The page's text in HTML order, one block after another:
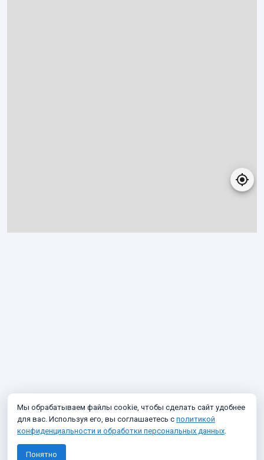
Мы обрабатываем файлы cookie, чтобы сделать сайт удобнее
для вас. Используя его, вы соглашаетесь с политикой
конфиденциальности и обработки персональных данных.
Понятно